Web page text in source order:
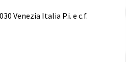
Venezia Italia P.i. e c.f.